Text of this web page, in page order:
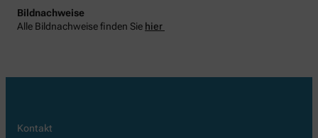
Bildnachweise
Alle Bildnachweise finden Sie hier
Kontakt